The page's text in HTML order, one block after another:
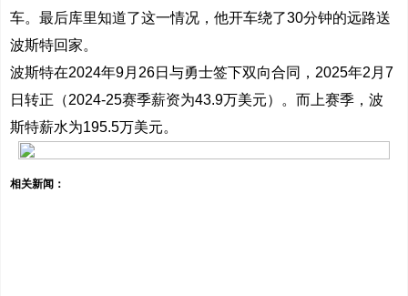
车。最后库里知道了这一情况，他开车绕了30分钟的远路送
波斯特回家。
波斯特在2024年9月26日与勇士签下双向合同，2025年2月7
日转正（2024-25赛季薪资为43.9万美元）。而上赛季，波
斯特薪水为195.5万美元。
相关新闻：